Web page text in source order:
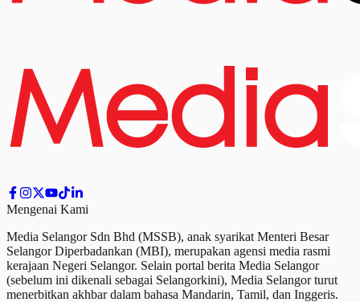
Mengenai Kami
Media Selangor Sdn Bhd (MSSB), anak syarikat Menteri Besar
Selangor Diperbadankan (MBI), merupakan agensi media rasmi
kerajaan Negeri Selangor. Selain portal berita Media Selangor
(sebelum ini dikenali sebagai Selangorkini), Media Selangor turut
menerbitkan akhbar dalam bahasa Mandarin, Tamil, dan Inggeris.